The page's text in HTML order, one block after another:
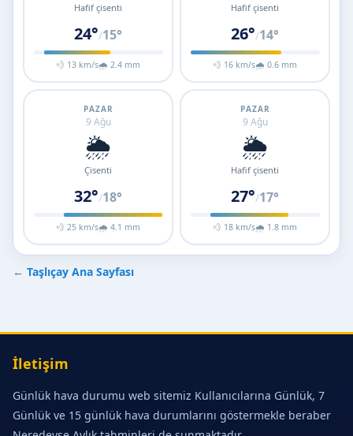
Hafif çisenti
24°/15°
💨 13 km/s🌧 2.4 mm
Hafif çisenti
26°/14°
💨 16 km/s🌧 0.6 mm
PAZAR
9 Ağu
🌦️
Çisenti
32°/18°
💨 25 km/s🌧 4.1 mm
PAZAR
9 Ağu
🌦️
Hafif çisenti
27°/17°
💨 18 km/s🌧 1.8 mm
← Taşlıçay Ana Sayfası
İletişim
Günlük hava durumu web sitemiz Kullanıcılarına Günlük, 7
Günlük ve 15 günlük hava durumlarını göstermekle beraber